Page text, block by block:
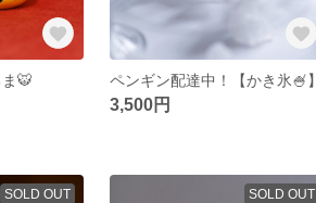
🐯 ペンギン配達中！【かき氷🍧】
3,500円
SOLD OUT SOLD OUT